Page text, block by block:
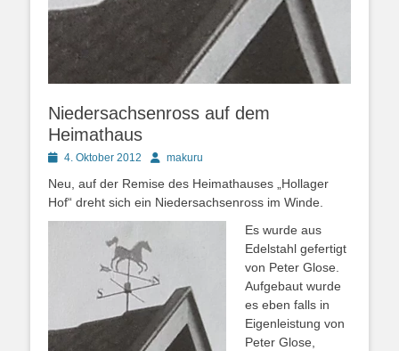
Niedersachsenross auf dem
Heimathaus
Posted4. Oktober 2012 Autormakuru
Neu, auf der Remise des Heimathauses „Hollager
Hof“ dreht sich ein Niedersachsenross im Winde.
Es wurde aus
Edelstahl gefertigt
von Peter Glose.
Aufgebaut wurde
es eben falls in
Eigenleistung von
Peter Glose,